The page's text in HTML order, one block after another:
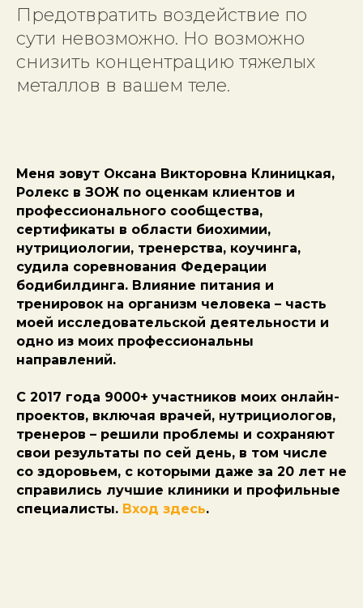
Предотвратить воздействие по
сути невозможно. Но возможно
снизить концентрацию тяжелых
металлов в вашем теле.
Меня зовут Оксана Викторовна Клиницкая,
Ролекс в ЗОЖ по оценкам клиентов и
профессионального сообщества,
сертификаты в области биохимии,
нутрициологии, тренерства, коучинга,
судила соревнования Федерации
бодибилдинга. Влияние питания и
тренировок на организм человека – часть
моей исследовательской деятельности и
одно из моих профессиональны
направлений.
С 2017 года 9000+ участников моих онлайн-
проектов, включая врачей, нутрициологов,
тренеров – решили проблемы и сохраняют
свои результаты по сей день, в том числе
со здоровьем, с которыми даже за 20 лет не
справились лучшие клиники и профильные
специалисты. Вход здесь.